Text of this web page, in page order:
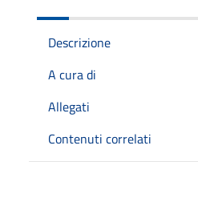
Descrizione
A cura di
Allegati
Contenuti correlati